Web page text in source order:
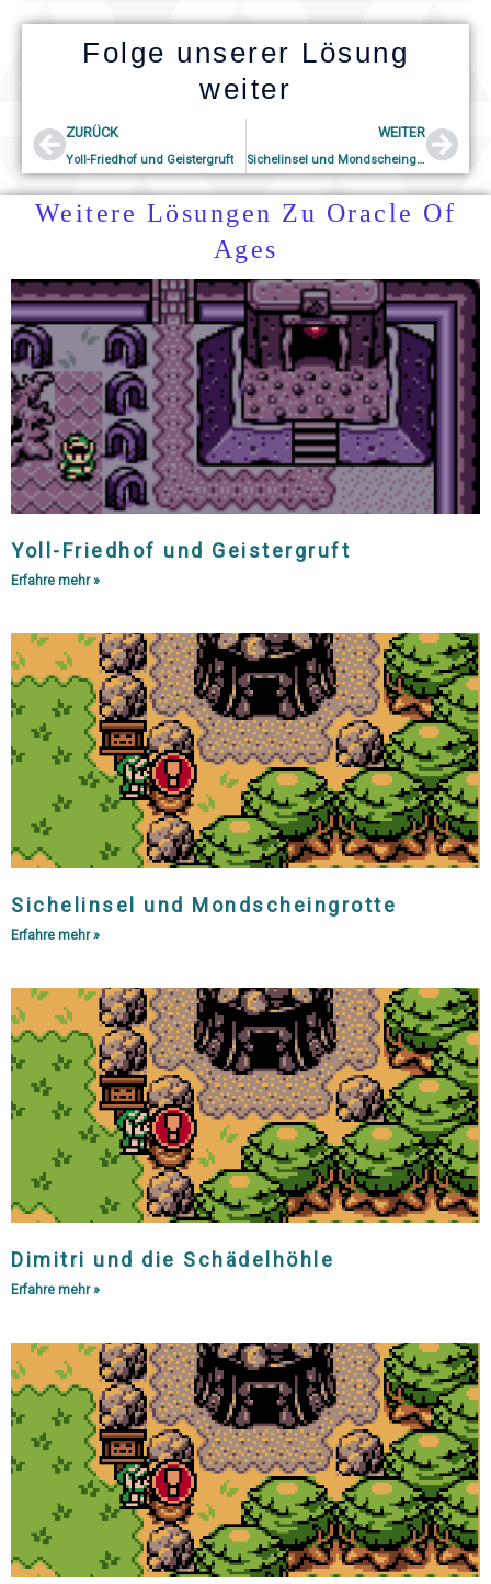
Folge unserer Lösung
weiter
Prev
ZURÜCK
Yoll-Friedhof und Geistergruft
WEITER
Sichelinsel und Mondscheingrotte
Weitere Lösungen Zu Oracle Of
Ages
Yoll-Friedhof und Geistergruft
Erfahre mehr »
Sichelinsel und Mondscheingrotte
Erfahre mehr »
Dimitri und die Schädelhöhle
Erfahre mehr »